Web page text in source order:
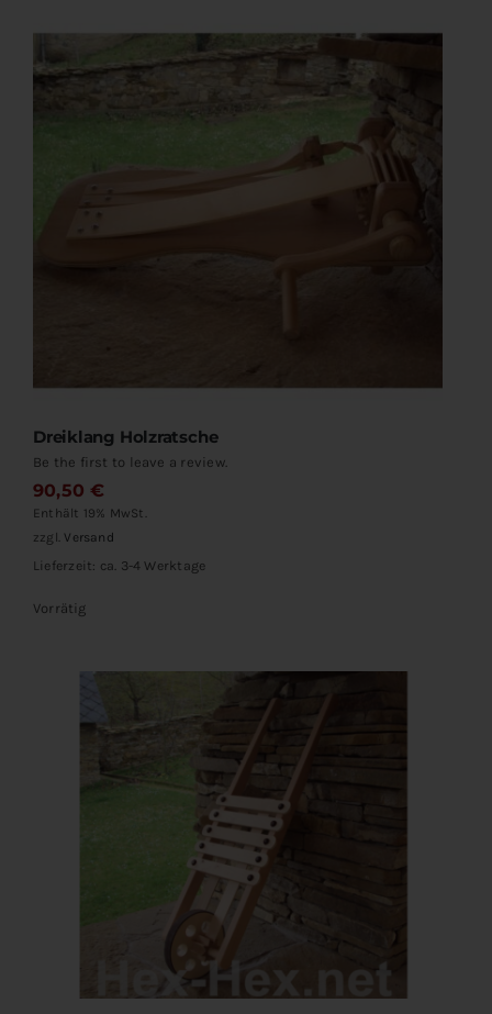
Handschweife
Tierfelle & Leder
Nackenbänder
Kontakt
Dreiklang Holzratsche
Be the first to leave a review.
90,50€
Enthält 19% MwSt.
zzgl. Versand
Lieferzeit: ca. 3-4 Werktage
Vorrätig